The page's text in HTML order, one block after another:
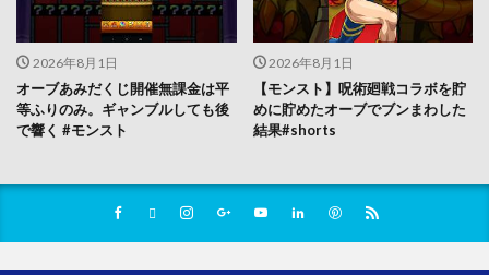
2026年8月1日
オーブあみだくじ開催無課金は平
等ふりのみ。ギャンブルしても後
で響く #モンスト
2026年8月1日
【モンスト】呪術廻戦コラボを貯
めに貯めたオーブでブンまわした
結果#shorts